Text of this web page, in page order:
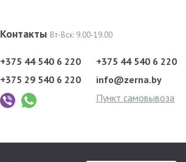
Контакты Вт-Вск: 9.00-19.00
+375 44 540 6 220
+375 29 540 6 220
+375 44 540 6 220
info@zerna.by
Пункт самовывоза